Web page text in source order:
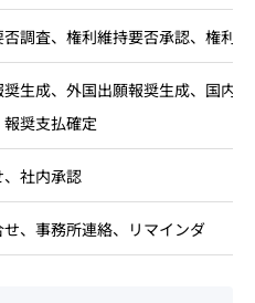
否調査、権利維持要否承認、権利
奨生成、外国出願報奨生成、国内
奨支払確定
、社内承認
せ、事務所連絡、リマインダ